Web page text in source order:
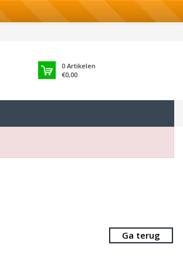
0Artikelen
€0,00
Ga terug